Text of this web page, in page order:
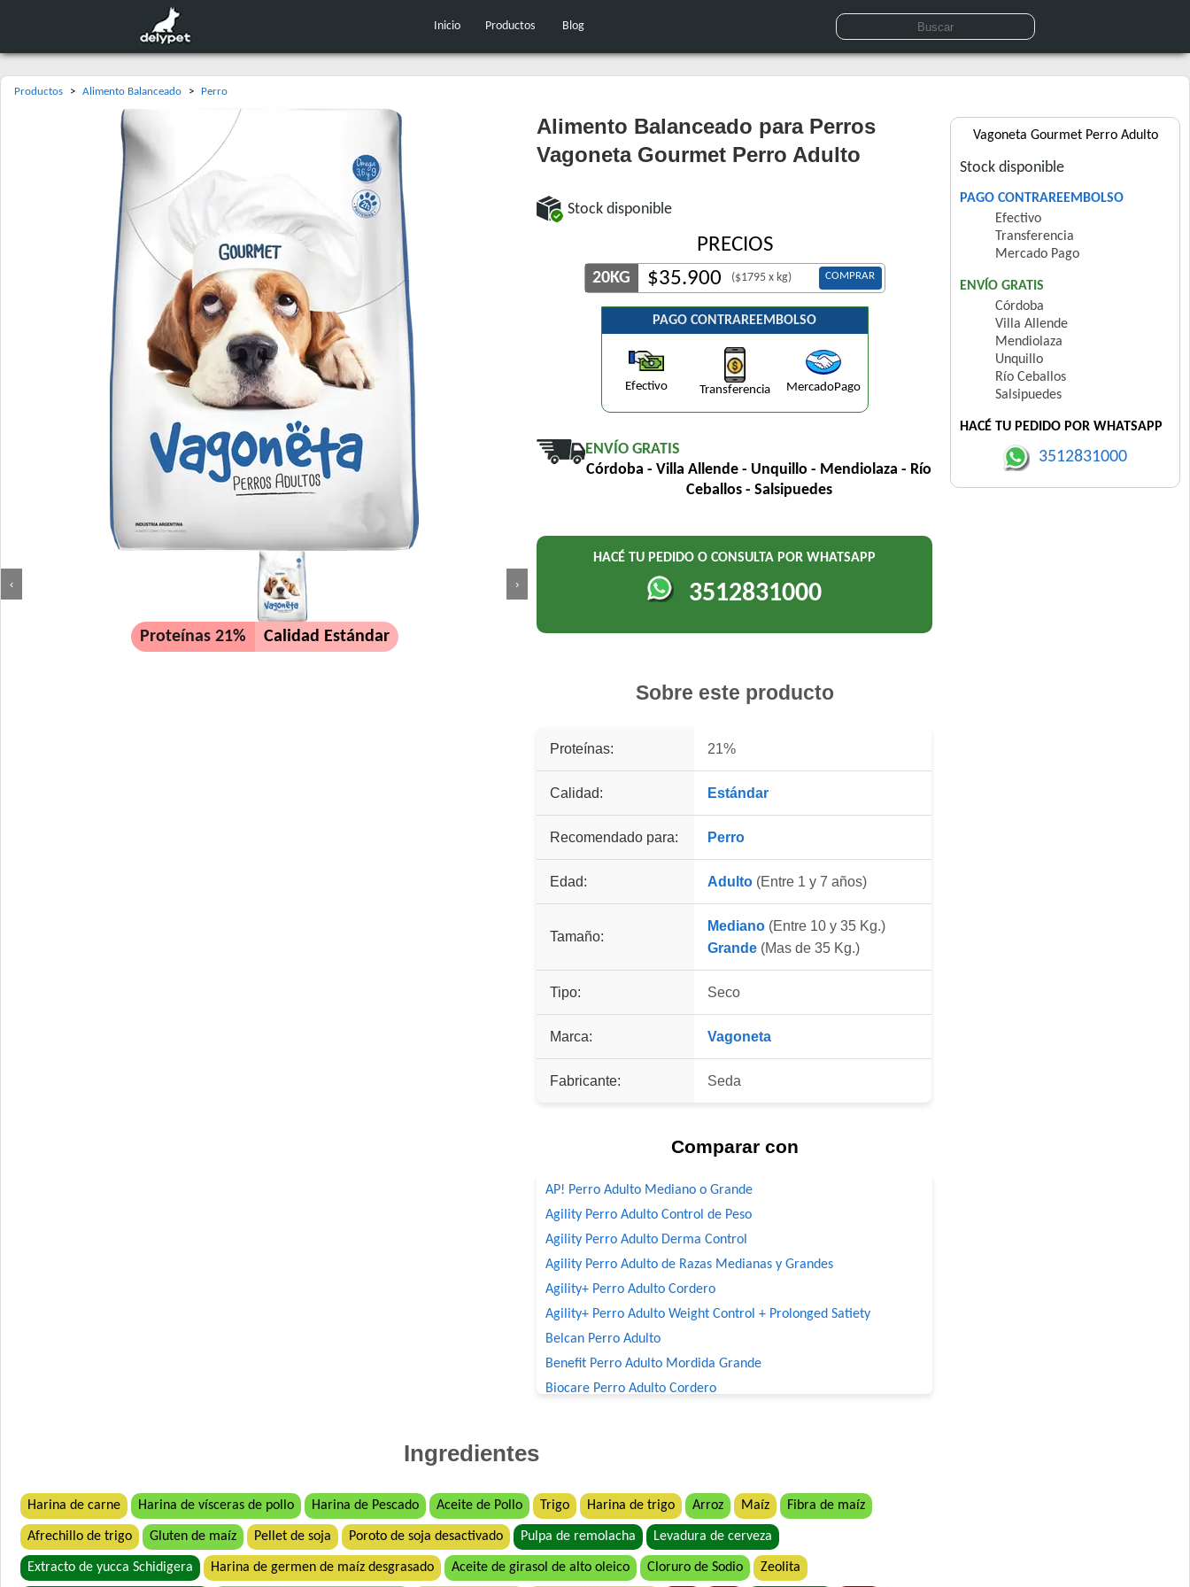
Inicio Productos Blog
Productos > Alimento Balanceado > Perro
‹ ›
Proteínas 21% Calidad Estándar
Alimento Balanceado para Perros
Vagoneta Gourmet Perro Adulto
Stock disponible
PRECIOS
20KG $35.900 ($1795 x kg) COMPRAR
PAGO CONTRAREEMBOLSO
Efectivo Transferencia MercadoPago
ENVÍO GRATIS
Córdoba - Villa Allende - Unquillo - Mendiolaza - Río
Ceballos - Salsipuedes
HACÉ TU PEDIDO O CONSULTA POR WHATSAPP
3512831000
Sobre este producto
Proteínas: 21%
Calidad: Estándar
Recomendado para: Perro
Edad: Adulto (Entre 1 y 7 años)
Tamaño:
Mediano (Entre 10 y 35 Kg.)
Grande (Mas de 35 Kg.)
Tipo: Seco
Marca: Vagoneta
Fabricante: Seda
Comparar con
AP! Perro Adulto Mediano o Grande
Agility Perro Adulto Control de Peso
Agility Perro Adulto Derma Control
Agility Perro Adulto de Razas Medianas y Grandes
Agility+ Perro Adulto Cordero
Agility+ Perro Adulto Weight Control + Prolonged Satiety
Belcan Perro Adulto
Benefit Perro Adulto Mordida Grande
Biocare Perro Adulto Cordero
Brio Perro Adulto
Cacique Nahuel Perro Adulto
Can Active Perro Adulto Mordida Grande
Ingredientes
Harina de carne Harina de vísceras de pollo Harina de Pescado Aceite de Pollo Trigo Harina de trigo Arroz Maíz Fibra de maíz
Afrechillo de trigo Gluten de maíz Pellet de soja Poroto de soja desactivado Pulpa de remolacha Levadura de cerveza
Extracto de yucca Schidigera Harina de germen de maíz desgrasado Aceite de girasol de alto oleico Cloruro de Sodio Zeolita
Vagoneta Gourmet Perro Adulto
Stock disponible
PAGO CONTRAREEMBOLSO
Efectivo
Transferencia
Mercado Pago
ENVÍO GRATIS
Córdoba
Villa Allende
Mendiolaza
Unquillo
Río Ceballos
Salsipuedes
HACÉ TU PEDIDO POR WHATSAPP
3512831000